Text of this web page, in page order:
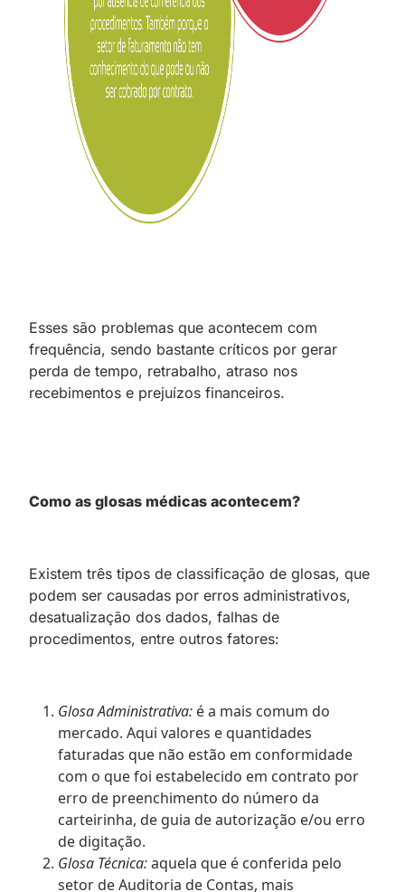
Esses são problemas que acontecem com
frequência, sendo bastante críticos por gerar
perda de tempo, retrabalho, atraso nos
recebimentos e prejuízos financeiros.
Como as glosas médicas acontecem?
Existem três tipos de classificação de glosas, que
podem ser causadas por erros administrativos,
desatualização dos dados, falhas de
procedimentos, entre outros fatores:
Glosa Administrativa: é a mais comum do
mercado. Aqui valores e quantidades
faturadas que não estão em conformidade
com o que foi estabelecido em contrato por
erro de preenchimento do número da
carteirinha, de guia de autorização e/ou erro
de digitação.
Glosa Técnica:aquela que é conferida pelo
setor de Auditoria de Contas, mais